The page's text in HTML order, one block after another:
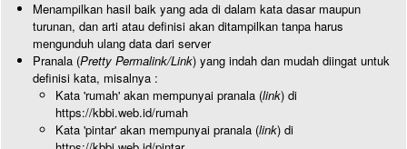
Menampilkan hasil baik yang ada di dalam kata dasar maupun
turunan, dan arti atau definisi akan ditampilkan tanpa harus
mengunduh ulang data dari server
Pranala (Pretty Permalink/Link) yang indah dan mudah diingat untuk
definisi kata, misalnya :
Kata 'rumah' akan mempunyai pranala (link) di
https://kbbi.web.id/rumah
Kata 'pintar' akan mempunyai pranala (link) di